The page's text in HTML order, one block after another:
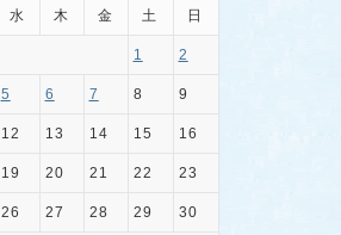
水 木 金 土 日
1 2
5 6 7 8 9
12 13 14 15 16
19 20 21 22 23
26 27 28 29 30